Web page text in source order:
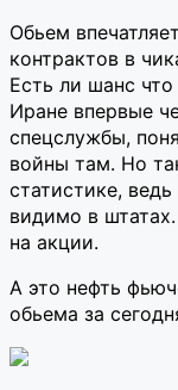
Обьем
контрактов в
Есть ли шанс
Иране впервые
спецслужбы,
войны там. Но
статистике,
видимо в
на акции.
А это нефть
обьема за